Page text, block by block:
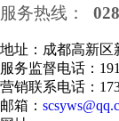
服务热线：
地址：成都高新区
服务监督电话：
营销联系电话：
邮箱：